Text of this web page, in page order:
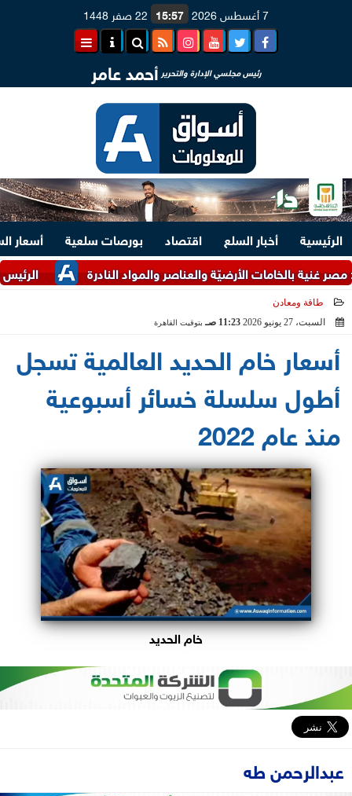
7 أغسطس 2026 15:57 22 صفر 1448
رئيس مجلسي الإدارة والتحرير أحمد عامر
الرئيسية أخبار السلع اقتصاد بورصات سلعية
أسعار
الرئيس السيسي
بالخامات الأرضيّة والعناصر والمواد النادرة
طاقة ومعادن
السبت، 27 يونيو 2026
11:23 صـ بتوقيت القاهرة
أسعار خام الحديد العالمية تسجل
أطول سلسلة خسائر أسبوعية
منذ عام 2022
خام الحديد
عبدالرحمن طه